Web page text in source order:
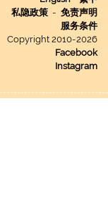
私隐政策 - 免责声明
服务条件
Copyright 2010-2026
Facebook
Instagram